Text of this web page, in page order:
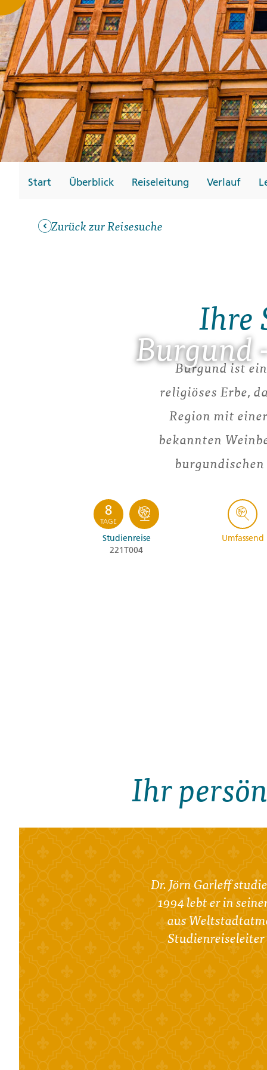
Gutscheine
Messen und
Notfallteam und
Krisenmanagement
Burgund
Start Überblick Reiseleitung Verlauf
Zurück zur Reisesuche
Ihre
Burgund ist
religiöses Erbe,
Region mit
bekannten
8
TAGE
Studienreise
221T004
Umfassend
Ihr
Dr. Jörn Garleff
1994 lebt er in
aus
Studienreiseleiter